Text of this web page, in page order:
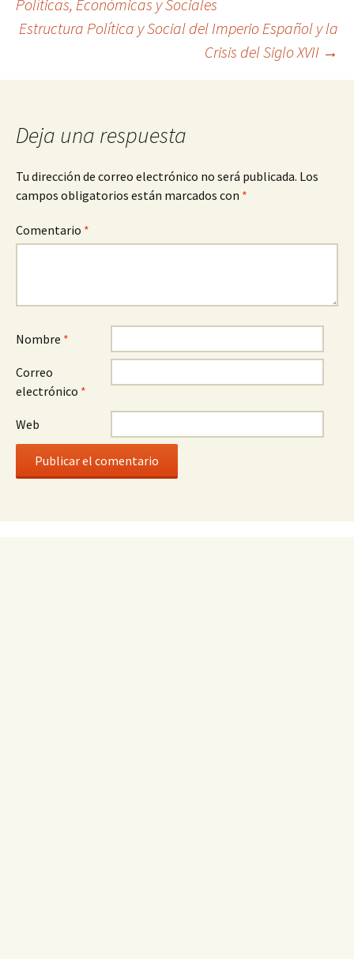
de
entradas
Políticas, Económicas y Sociales
Estructura Política y Social del Imperio Español y la
Crisis del Siglo XVII →
Deja una respuesta
Tu dirección de correo electrónico no será publicada. Los
campos obligatorios están marcados con *
Comentario *
Nombre *
Correo
electrónico *
Web